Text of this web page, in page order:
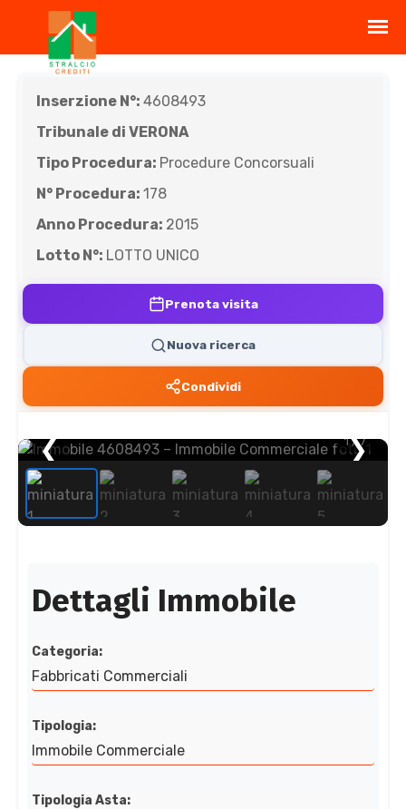
Inserzione N°: 4608493
Tribunale di VERONA
Tipo Procedura: Procedure Concorsuali
N° Procedura: 178
Anno Procedura: 2015
Lotto N°: LOTTO UNICO
Prenota visita
Nuova ricerca
Condividi
❮ ❯
1/ 7
Dettagli Immobile
Categoria:
Fabbricati Commerciali
Tipologia:
Immobile Commerciale
Tipologia Asta: